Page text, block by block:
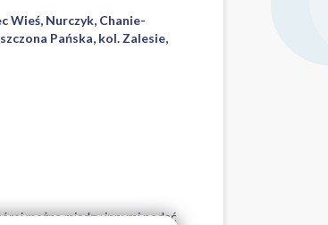
Wieś, Nurczyk, Chanie-
Pańska, kol. Zalesie,
można między innymi podać